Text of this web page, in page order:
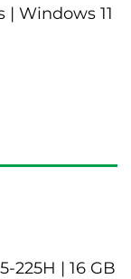
| Windows 11
225H | 16 GB